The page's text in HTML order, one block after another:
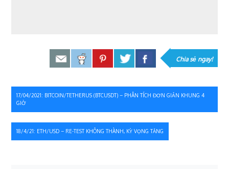
Chia sẻ ngay!
Điều
hướng
bài
17/04/2021: BITCOIN/TETHERUS (BTCUSDT) – PHÂN TÍCH ĐƠN GIẢN KHUNG 4
GIỜ
18/4/21: ETH/USD – RE-TEST KHÔNG THÀNH, KỲ VỌNG TĂNG